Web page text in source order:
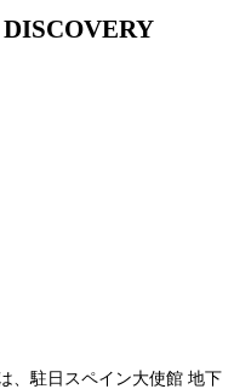
、駐日スペイン大使館 地下